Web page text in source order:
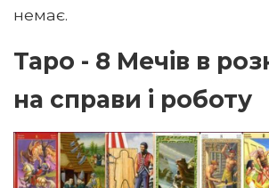
немає.
Таро - 8 Мечів в
на справи і роботу